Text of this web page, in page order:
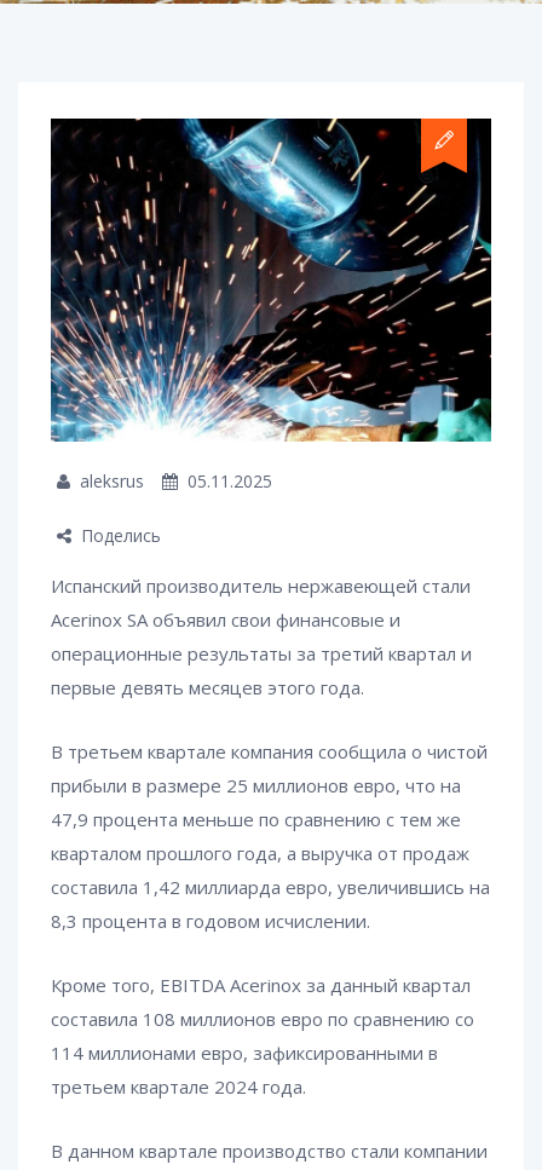
aleksrus 05.11.2025
Поделись
Испанский производитель нержавеющей стали
Acerinox SA объявил свои финансовые и
операционные результаты за третий квартал и
первые девять месяцев этого года.
В третьем квартале компания сообщила о чистой
прибыли в размере 25 миллионов евро, что на
47,9 процента меньше по сравнению с тем же
кварталом прошлого года, а выручка от продаж
составила 1,42 миллиарда евро, увеличившись на
8,3 процента в годовом исчислении.
Кроме того, EBITDA Acerinox за данный квартал
составила 108 миллионов евро по сравнению со
114 миллионами евро, зафиксированными в
третьем квартале 2024 года.
В данном квартале производство стали компании